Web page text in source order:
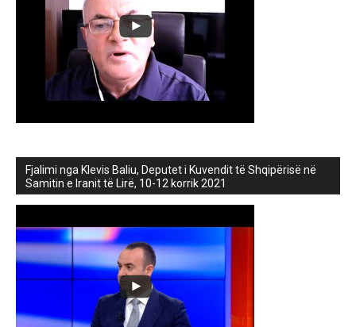
Fjalimi nga Klevis Baliu, Deputet i Kuvendit të Shqipërisë në
Samitin e Iranit të Lirë, 10-12 korrik 2021